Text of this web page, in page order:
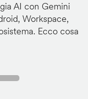
AI con Gemini
Workspace,
Ecco cosa